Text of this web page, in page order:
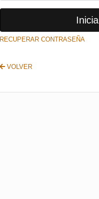
RECUPERAR CONTRASEÑA
VOLVER